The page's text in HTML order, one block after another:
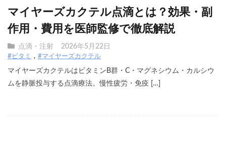
マイヤーズカクテル点滴とは？効果・副
作用・費用を医師監修で徹底解説
点滴・注射 2026年5月22日
#ビタミ #マイヤーズカクテル
マイヤーズカクテルはビタミンB群・C・マグネシウム・カルシウ
ムを静脈投与する点滴療法。慢性疲労・免疫 […]